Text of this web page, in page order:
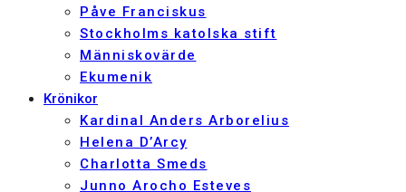
Påve Franciskus
Stockholms katolska stift
Människovärde
Ekumenik
Krönikor
Kardinal Anders Arborelius
Helena D’Arcy
Charlotta Smeds
Junno Arocho Esteves